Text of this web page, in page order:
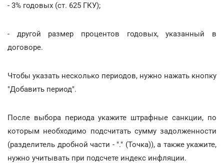
- 3% годовых (ст. 625 ГКУ);
- другой размер процентов годовых, указанный в
договоре.
Чтобы указать несколько периодов, нужно нажать кнопку
"Добавить период".
После выбора периода укажите штрафные санкции, по
которым необходимо подсчитать сумму задолженности
(разделитель дробной части - "." (Точка)), а также укажите,
нужно учитывать при подсчете индекс инфляции.